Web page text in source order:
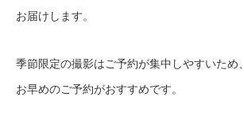
お届けします。
季節限定の撮影はご予約が集中しやすいため、
お早めのご予約がおすすめです。